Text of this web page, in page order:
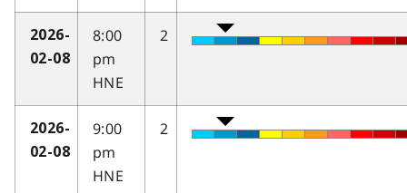
2026-
02-08
8:00
pm
HNE
2
2026-
02-08
9:00
pm
HNE
2